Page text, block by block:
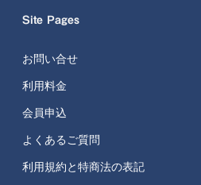
Site Pages
お問い合せ
利用料金
会員申込
よくあるご質問
利用規約と特商法の表記